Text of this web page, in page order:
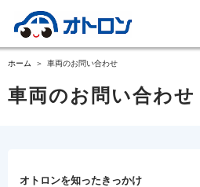
ホーム 車両のお問い合わせ
車両のお問い合わせ
オトロンを知ったきっかけ